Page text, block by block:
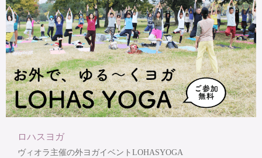
ロハスヨガ
ヴィオラ主催の外ヨガイベントLOHASYOGA